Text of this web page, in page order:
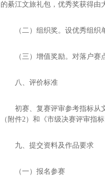
的綦江文旅礼包，优秀奖获得由
（二）组织奖。设优秀组
（三）增值奖励。对落户
八、评价标准
初赛、复赛评审参考指标从
（附件2）和《市级决赛评审指
九、提交资料及作品要求
（一）报名参赛